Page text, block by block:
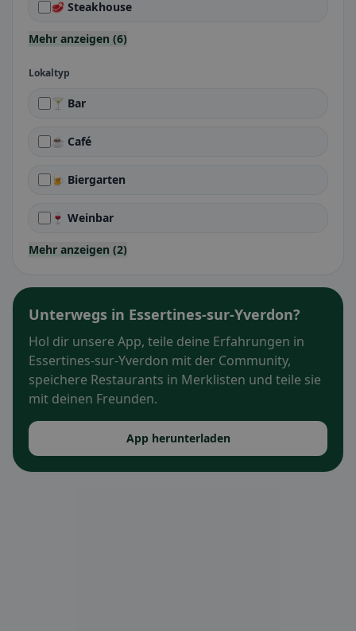
🥩 Steakhouse
Mehr anzeigen (6)
Lokaltyp
🍸 Bar
☕ Café
🍺 Biergarten
🍷 Weinbar
Mehr anzeigen (2)
Unterwegs in Essertines-sur-Yverdon?
Hol dir unsere App, teile deine Erfahrungen in
Essertines-sur-Yverdon mit der Community,
speichere Restaurants in Merklisten und teile sie
mit deinen Freunden.
App herunterladen